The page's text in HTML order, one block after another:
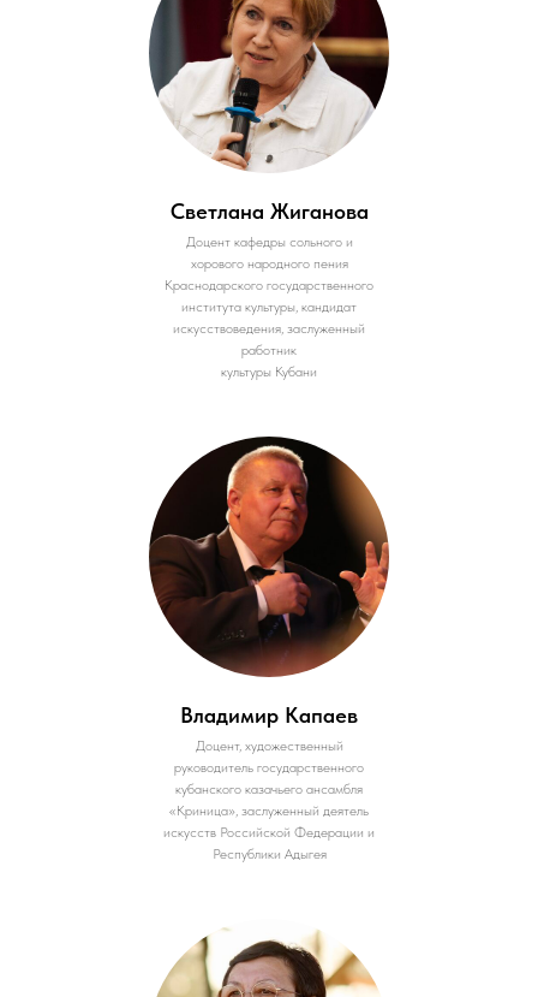
Светлана Жиганова
Доцент кафедры сольного и
хорового народного пения
Краснодарского государственного
института культуры, кандидат
искусствоведения, заслуженный
работник
культуры Кубани
Владимир Капаев
Доцент, художественный
руководитель государственного
кубанского казачьего ансамбля
«Криница», заслуженный деятель
искусств Российской Федерации и
Республики Адыгея